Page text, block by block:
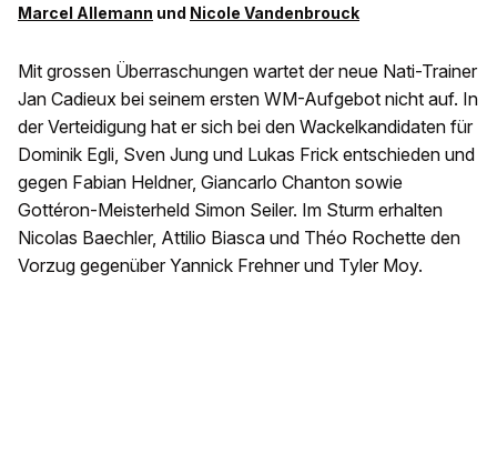
Marcel Allemann und Nicole Vandenbrouck
Mit grossen Überraschungen wartet der neue Nati-Trainer
Jan Cadieux bei seinem ersten WM-Aufgebot nicht auf. In
der Verteidigung hat er sich bei den Wackelkandidaten für
Dominik Egli, Sven Jung und Lukas Frick entschieden und
gegen Fabian Heldner, Giancarlo Chanton sowie
Gottéron-Meisterheld Simon Seiler. Im Sturm erhalten
Nicolas Baechler, Attilio Biasca und Théo Rochette den
Vorzug gegenüber Yannick Frehner und Tyler Moy.